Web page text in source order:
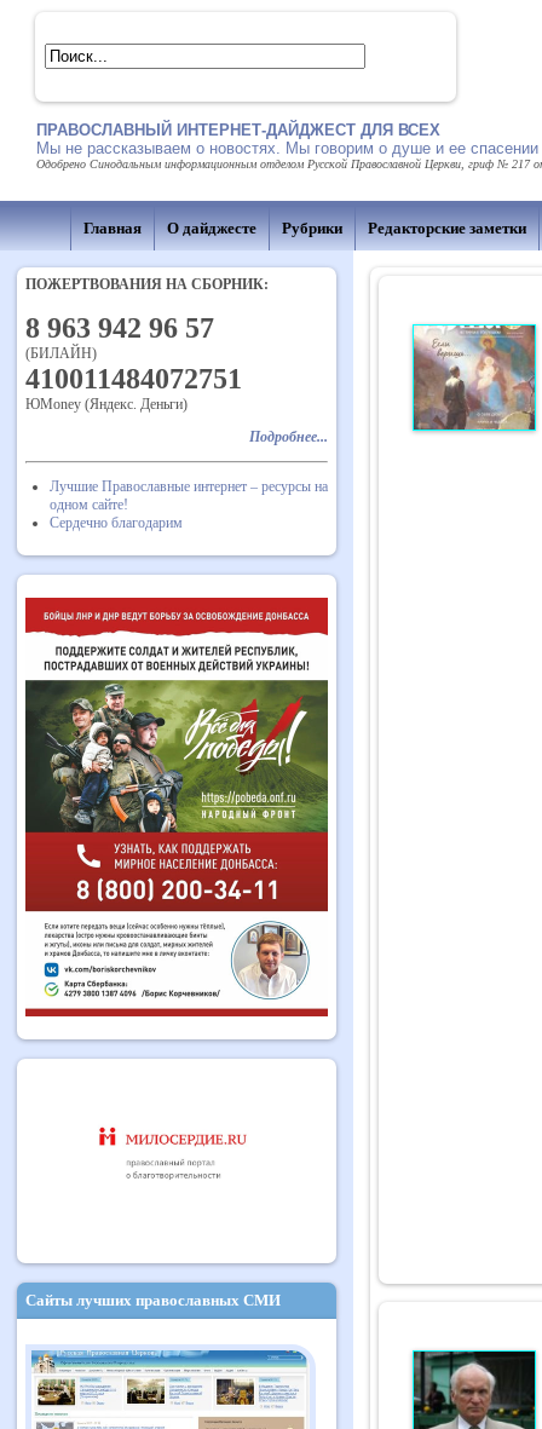
ПРАВОСЛАВНЫЙ ИНТЕРНЕТ-ДАЙДЖЕСТ ДЛЯ ВСЕХ
Мы не рассказываем о новостях. Мы говорим о душе и ее спасении
Одобрено Синодальным информационным отделом Русской Православной Церкви, гриф № 217
Главная О дайджесте Рубрики Редакторские заметки
ПОЖЕРТВОВАНИЯ НА СБОРНИК:
8 963 942 96 57
(БИЛАЙН)
410011484072751
ЮMoney (Яндекс. Деньги)
Подробнее...
Лучшие Православные интернет – ресурсы на
одном сайте!
Сердечно благодарим
Сайты лучших православных СМИ